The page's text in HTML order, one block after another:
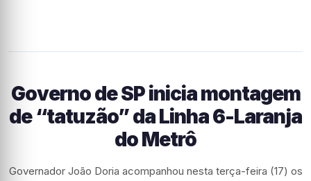
Governo de SP inicia montagem
de “tatuzão” da Linha 6-Laranja
do Metrô
Governador João Doria acompanhou nesta terça-feira (17) os